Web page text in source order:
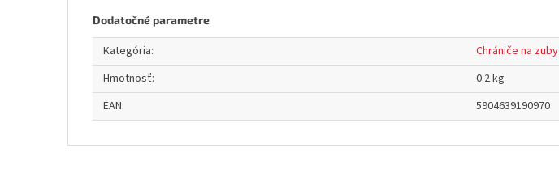
Dodatočné parametre
Kategória:
Chrániče na zuby
Hmotnosť:
0.2 kg
EAN: 5904639190970